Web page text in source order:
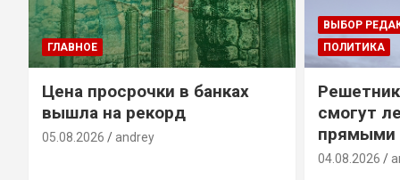
ГЛАВНОЕ
Цена просрочки в банках
вышла на рекорд
05.08.2026 andrey
ВЫБОР
ПОЛИТИКА
смогут
прямыми
04.08.2026